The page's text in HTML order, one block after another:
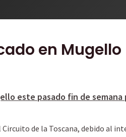
en Mugello
este pasado fin de semana
de la Toscana, debido al